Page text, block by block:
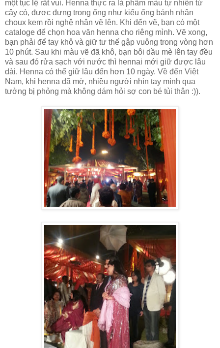
một tục lệ rất vui. Henna thực ra là phẩm màu tự nhiên từ
cây cỏ, được đựng trong ống như kiểu ống bánh nhân
choux kem rồi nghệ nhân vẽ lên. Khi đến vẽ, bạn có một
cataloge để chọn hoa văn henna cho riêng mình. Vẽ xong,
bạn phải để tay khô và giữ tư thế gập vuông trong vòng hơn
10 phút. Sau khi màu vẽ đã khô, bạn bôi dầu mè lên tay đều
và sau đó rửa sạch với nước thì hennai mới giữ được lâu
dài. Henna có thể giữ lâu đến hơn 10 ngày. Về đến Việt
Nam, khi henna đã mờ, nhiều người nhìn tay mình qua
tưởng bị phỏng mà không dám hỏi sợ con bé tủi thân :)).